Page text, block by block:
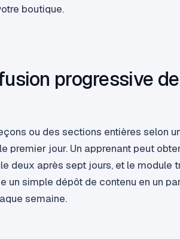
boutique.
progressive de
ou des sections entières selon
premier jour. Un apprenant peut
deux après sept jours, et le module
un simple dépôt de contenu en un
semaine.